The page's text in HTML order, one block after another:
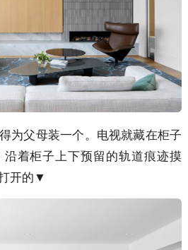
为父母装一个。电视就藏在柜子
着柜子上下预留的轨道痕迹摸
开的▼